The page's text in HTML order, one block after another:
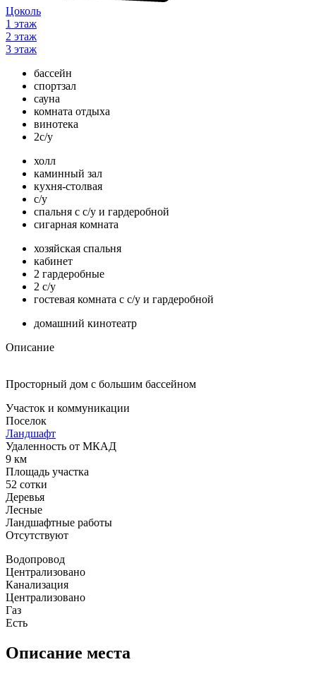
Цоколь
1 этаж
2 этаж
3 этаж
бассейн
спортзал
сауна
комната отдыха
винотека
2с/у
холл
каминный зал
кухня-столвая
с/у
спальня с с/у и гардеробной
сигарная комната
хозяйская спальня
кабинет
2 гардеробные
2 с/у
гостевая комната с с/у и гардеробной
домашний кинотеатр
Описание
Просторный дом с большим бассейном
Участок и коммуникации
Поселок
Ландшафт
Удаленность от МКАД
9 км
Площадь участка
52 сотки
Деревья
Лесные
Ландшафтные работы
Отсутствуют
Водопровод
Централизовано
Канализация
Централизовано
Газ
Есть
Описание места